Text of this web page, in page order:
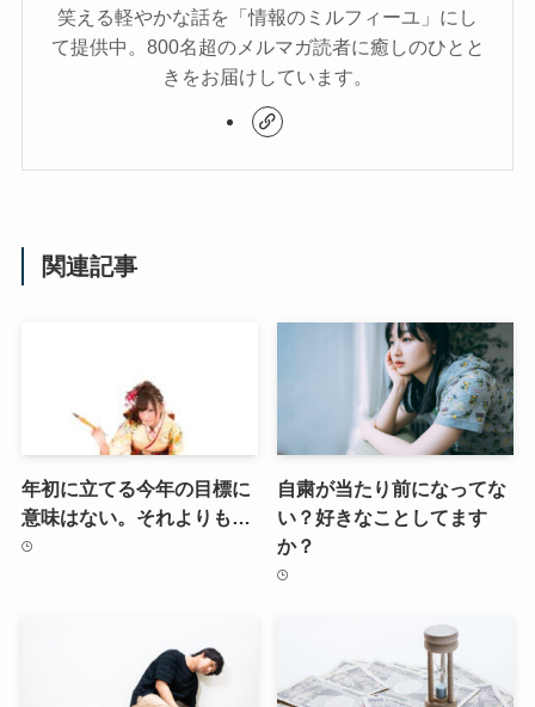
笑える軽やかな話を「情報のミルフィーユ」にし
て提供中。800名超のメルマガ読者に癒しのひとと
きをお届けしています。
関連記事
年初に立てる今年の目標に
意味はない。それよりも…
自粛が当たり前になってな
い？好きなことしてます
か？